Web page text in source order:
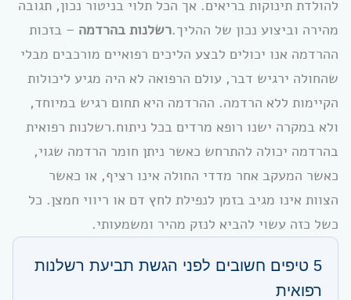
להולדת תינוקות בריאים. אך הכל תלוי בניטור נכון, תגובה
מהירה וביצוע נכון של ההליך.רשלנות בהרדמה – בזכות
ההרדמה אנו יכולים לבצע הליכים רפואיים מורכבים מבלי
שהחולה ירגיש דבר, עולם הרפואה לא היה מגיע ליכולות
הקיימות ללא הרדמה. ההרדמה היא תחום רגיש במיוחד,
ולא במקרה ישנו רופא מרדים בכל ניתוח.רשלנות רפואית
בהרדמה יכולה להתרחש כאשר ניתן חומר הרדמה שגוי,
כאשר המעקב אחר מדדי החולה אינו רציף, או כאשר
הצוות אינו מגיב בזמן לנפילת לחץ דם או ריווי חמצן. כל
כשל כזה עשוי להביא לנזק מהיר ומשמעותי.
5 טיפים חשובים לפני הגשת תביעת רשלנות
רפואית